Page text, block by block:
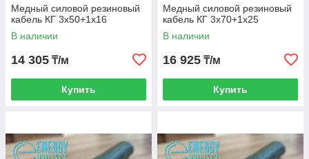
Медный силовой резиновый
кабель КГ 3х50+1х16
В наличии
14 305 ₸/м
Купить
Медный силовой резиновый
кабель КГ 3х70+1х25
В наличии
16 925 ₸/м
Купить